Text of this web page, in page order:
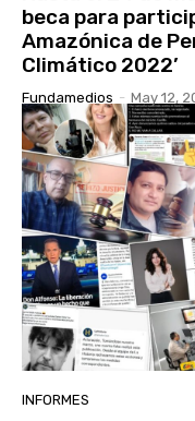
beca para
Amazónica de
Climático 2022’
Fundamedios - May 12,
INFORMES